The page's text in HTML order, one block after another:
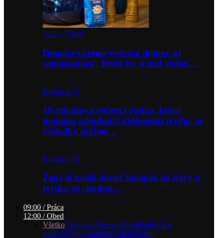
12:00 / Obed
Domáce varenie vytvára domov aj
samostatnosť. Prečo by si mal vedieť…
Krásna a IN
10-minútová večerná rutina, ktorá
pomáha schudnúť: Odborníci tvrdia, že
výsledky môžete…
Krásna a IN
Ženy si začali dávať kolagén do kávy a
tvrdia, že chudnú…
09:00 / Práca
12:00 / Obed
VšetkoCestovinyDezertyMäsoPredjedlá a
polievkyRyby a morské plodyŠaláty